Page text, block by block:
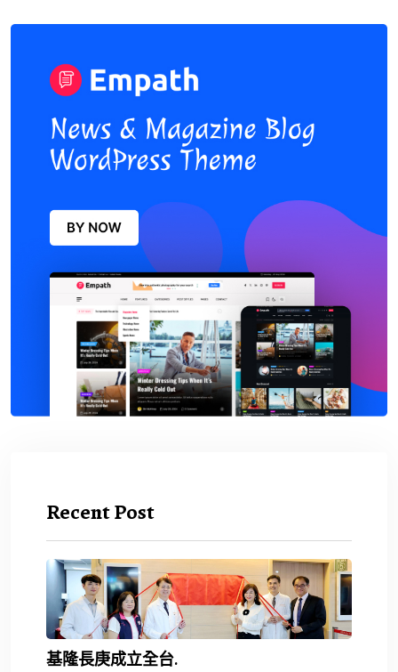
Recent Post
基隆長庚成立全台.